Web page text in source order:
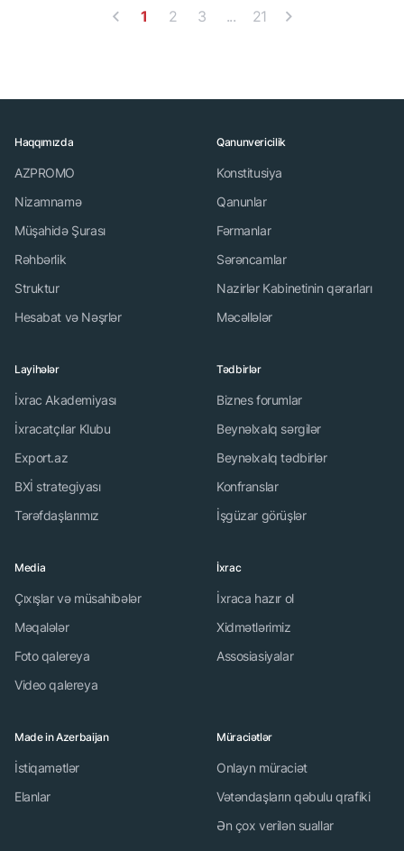
1 2 3 ... 21
Haqqımızda
AZPROMO
Nizamnamə
Müşahidə Şurası
Rəhbərlik
Struktur
Hesabat və Nəşrlər
Qanunvericilik
Konstitusiya
Qanunlar
Fərmanlar
Sərəncamlar
Nazirlər Kabinetinin qərarları
Məcəllələr
Layihələr
İxrac Akademiyası
İxracatçılar Klubu
Export.az
BXİ strategiyası
Tərəfdaşlarımız
Tədbirlər
Biznes forumlar
Beynəlxalq sərgilər
Beynəlxalq tədbirlər
Konfranslar
İşgüzar görüşlər
Media
Çıxışlar və müsahibələr
Məqalələr
Foto qalereya
Video qalereya
İxrac
İxraca hazır ol
Xidmətlərimiz
Assosiasiyalar
Made in Azerbaijan
İstiqamətlər
Elanlar
Müraciətlər
Onlayn müraciət
Vətəndaşların qəbulu qrafiki
Ən çox verilən suallar